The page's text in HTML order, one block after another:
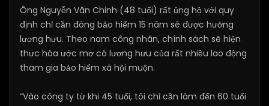
Ông Nguyễn Văn Chinh (48 tuổi) rất ủng hộ với quy
định chỉ cần đóng bảo hiểm 15 năm sẽ được hưởng
lương hưu. Theo nam công nhân, chính sách sẽ hiện
thực hóa ước mơ có lương hưu của rất nhiều lao động
tham gia bảo hiểm xã hội muộn.
“Vào công ty từ khi 45 tuổi, tôi chỉ cần làm đến 60 tuổi